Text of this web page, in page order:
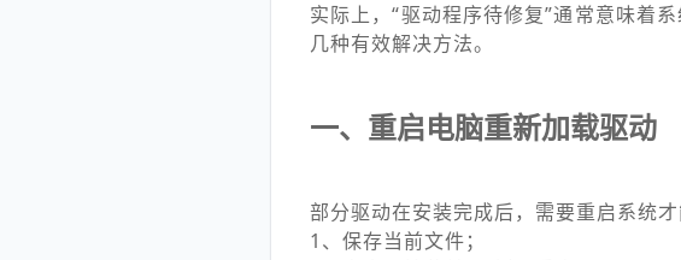
实际上，“驱动程序待修复”通常意味着
几种有效解决方法。
一、重启电脑重新加载驱动
部分驱动在安装完成后，需要重启系统
1、保存当前文件；